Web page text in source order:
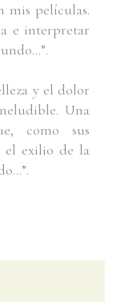
mis películas.
e interpretar
y el dolor
Una
como sus
el exilio de la